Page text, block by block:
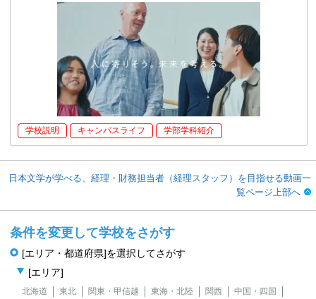
学校説明 キャンパスライフ 学部学科紹介
日本文学が学べる、経理・財務担当者（経理スタッフ）を目指せる動画一
覧ページ上部へ
条件を変更して学校をさがす
[エリア・都道府県]を選択してさがす
[エリア]
北海道 東北 関東・甲信越 東海・北陸 関西
中国・四国